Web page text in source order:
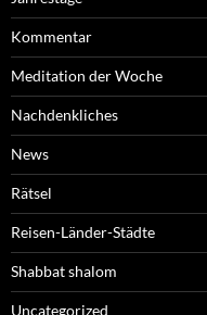
Kommentar
Meditation der Woche
Nachdenkliches
News
Rätsel
Reisen-Länder-Städte
Shabbat shalom
Uncategorized